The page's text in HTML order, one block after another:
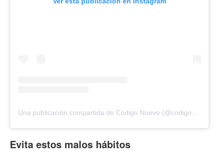
Evita estos malos hábitos